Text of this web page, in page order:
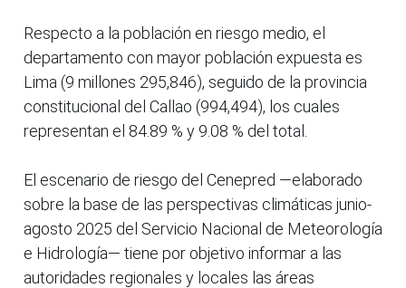
Respecto a la población en riesgo medio, el
departamento con mayor población expuesta es
Lima (9 millones 295,846), seguido de la provincia
constitucional del Callao (994,494), los cuales
representan el 84.89 % y 9.08 % del total.
El escenario de riesgo del Cenepred —elaborado
sobre la base de las perspectivas climáticas junio-
agosto 2025 del Servicio Nacional de Meteorología
e Hidrología— tiene por objetivo informar a las
autoridades regionales y locales las áreas